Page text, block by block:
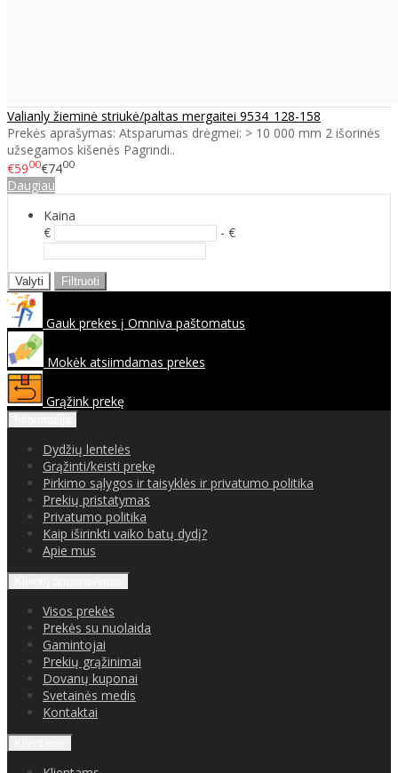
Valianly žieminė striukė/paltas mergaitei 9534_128-158
Prekės aprašymas: Atsparumas drėgmei: > 10 000 mm 2 išorinės
užsegamos kišenės Pagrindi..
€5900€7400
Daugiau
Kaina
€
- €
Valyti Filtruoti
Gauk prekes į Omniva paštomatus
Mokėk atsiimdamas prekes
Grąžink prekę
Dydžių lentelės
Grąžinti/keisti prekę
Pirkimo sąlygos ir taisyklės ir privatumo politika
Prekių pristatymas
Privatumo politika
Kaip iširinkti vaiko batų dydį?
Apie mus
Visos prekės
Prekės su nuolaida
Gamintojai
Prekių grąžinimai
Dovanų kuponai
Svetainės medis
Kontaktai